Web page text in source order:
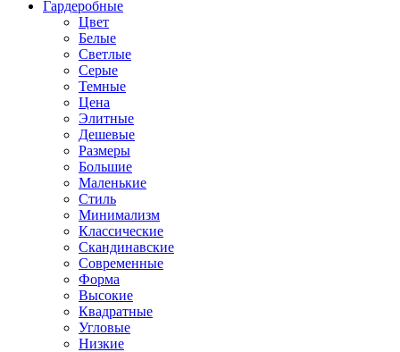
Гардеробные
Цвет
Белые
Светлые
Серые
Темные
Цена
Элитные
Дешевые
Размеры
Большие
Маленькие
Стиль
Минимализм
Классические
Скандинавские
Современные
Форма
Высокие
Квадратные
Угловые
Низкие